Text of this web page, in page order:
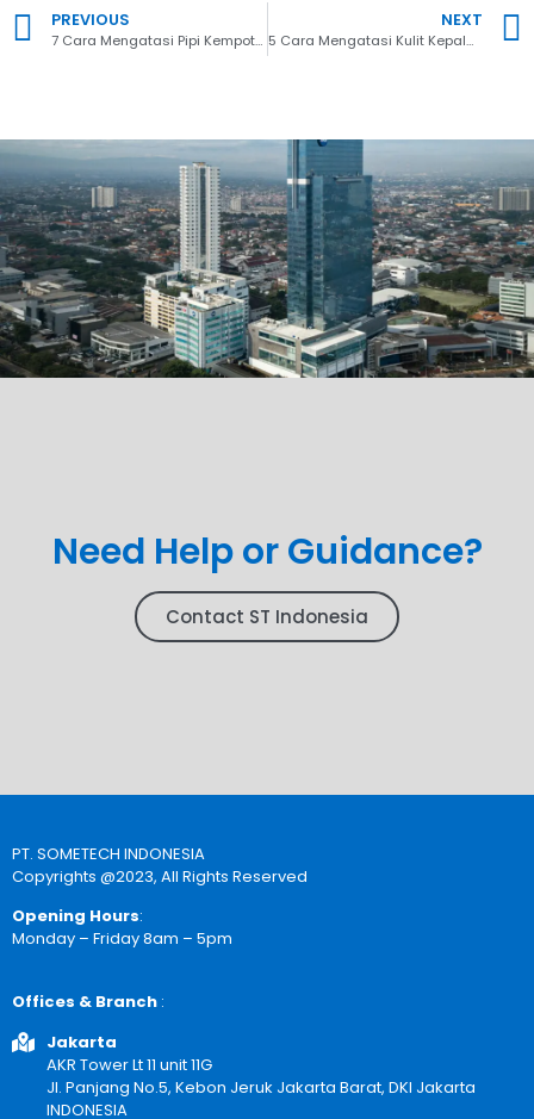
PREVIOUS
7 Cara Mengatasi Pipi Kempot Agar Terlihat Berisi
NEXT
5 Cara Mengatasi Kulit Kepala Kering dengan Bahan Alami dan Treatment
Need Help or Guidance?
Contact ST Indonesia
PT. SOMETECH INDONESIA
Copyrights @2023, All Rights Reserved
Opening Hours:
Monday – Friday 8am – 5pm
Offices & Branch :
Jakarta
AKR Tower Lt 11 unit 11G
Jl. Panjang No.5, Kebon Jeruk Jakarta Barat, DKI Jakarta
INDONESIA